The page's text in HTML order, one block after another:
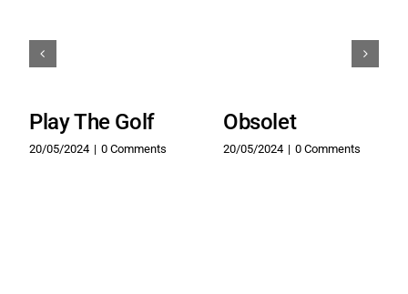
Play The Golf
20/05/2024 | 0 Comments
Obsolet
20/05/2024 | 0 Comments